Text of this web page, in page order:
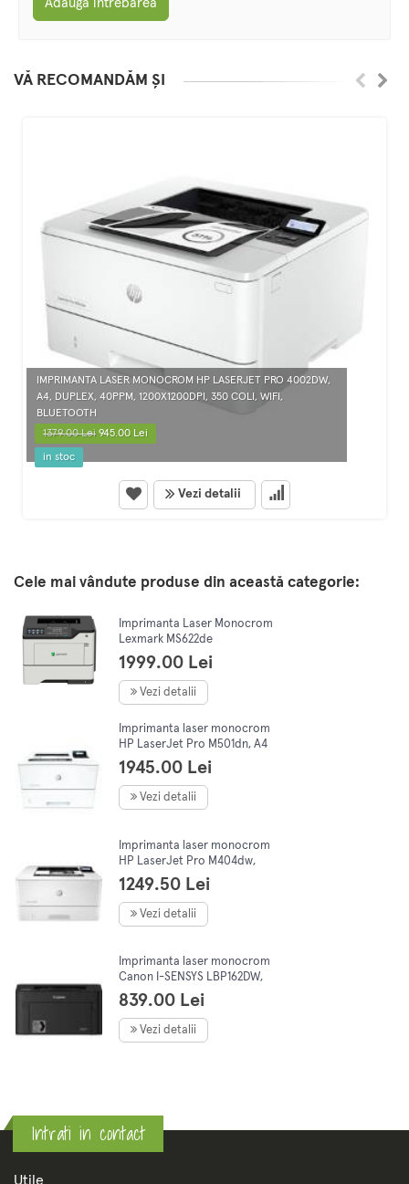
Adaugă întrebarea
VĂ RECOMANDĂM ȘI
IMPRIMANTA LASER MONOCROM HP LASERJET PRO 4002DW,
A4, DUPLEX, 40PPM, 1200X1200DPI, 350 COLI, WIFI,
BLUETOOTH
1379.00 Lei945.00 Lei
in stoc
Vezi detalii
Cele mai vândute produse din această categorie:
Imprimanta Laser Monocrom
Lexmark MS622de
1999.00 Lei
Vezi detalii
Imprimanta laser monocrom
HP LaserJet Pro M501dn, A4
1945.00 Lei
Vezi detalii
Imprimanta laser monocrom
HP LaserJet Pro M404dw,
Duplex, Retea, Wireless, A4
1249.50 Lei
Vezi detalii
Imprimanta laser monocrom
Canon I-SENSYS LBP162DW,
Retea, Wireless, A4
839.00 Lei
Vezi detalii
Intrati in contact
Utile